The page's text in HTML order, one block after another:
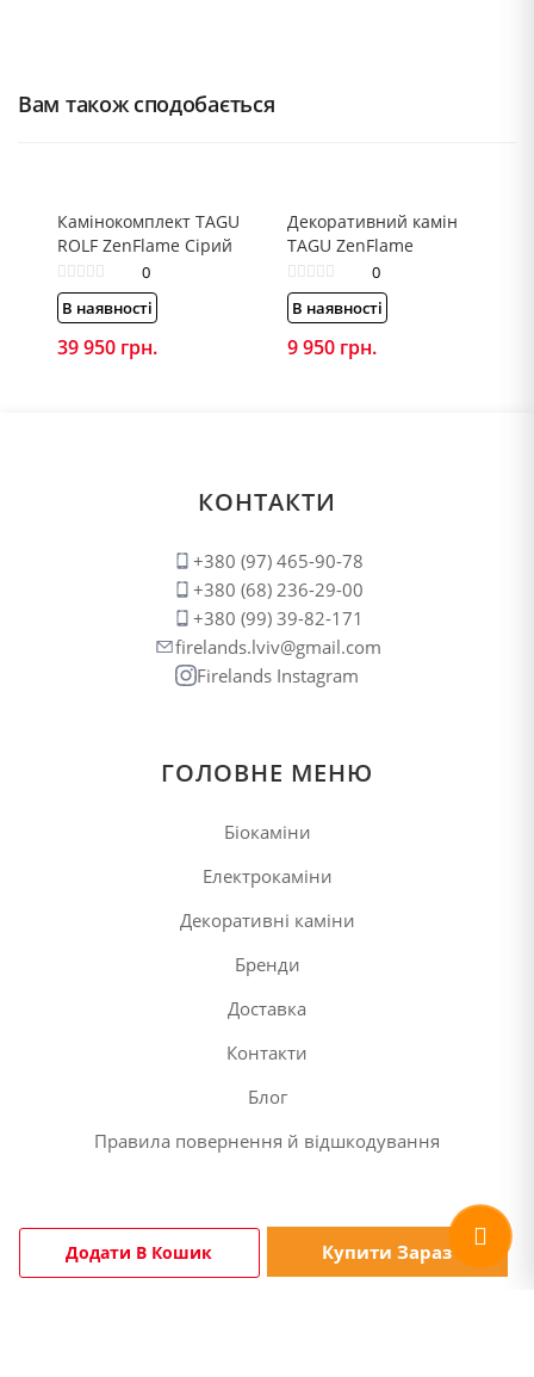
Додати В Кошик Купити Зараз
Вам також сподобається
Камінокомплект TAGU
ROLF ZenFlame Сірий
0
В наявності
39 950 грн.
Декоративний камін
TAGU ZenFlame
0
В наявності
9 950 грн.
КОНТАКТИ
+380 (97) 465-90-78
+380 (68) 236-29-00
+380 (99) 39-82-171
firelands.lviv@gmail.com
Firelands Instagram
ГОЛОВНЕ МЕНЮ
Біокаміни
Електрокаміни
Декоративні каміни
Бренди
Доставка
Контакти
Блог
Правила повернення й відшкодування